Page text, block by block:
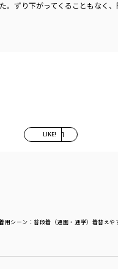
。ずり下がってくることもなく
LIKE! 1
用シーン ：普段着（通園・通学） 着替えや
す。